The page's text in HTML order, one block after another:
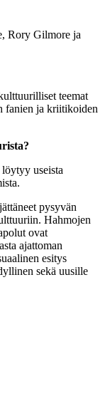
Rory Gilmore ja
teemat
fanien ja kriitikoiden
useista
pysyvän
Hahmojen
ovat
ajattoman
esitys
sekä uusille